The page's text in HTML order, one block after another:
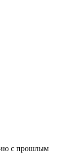
с прошлым